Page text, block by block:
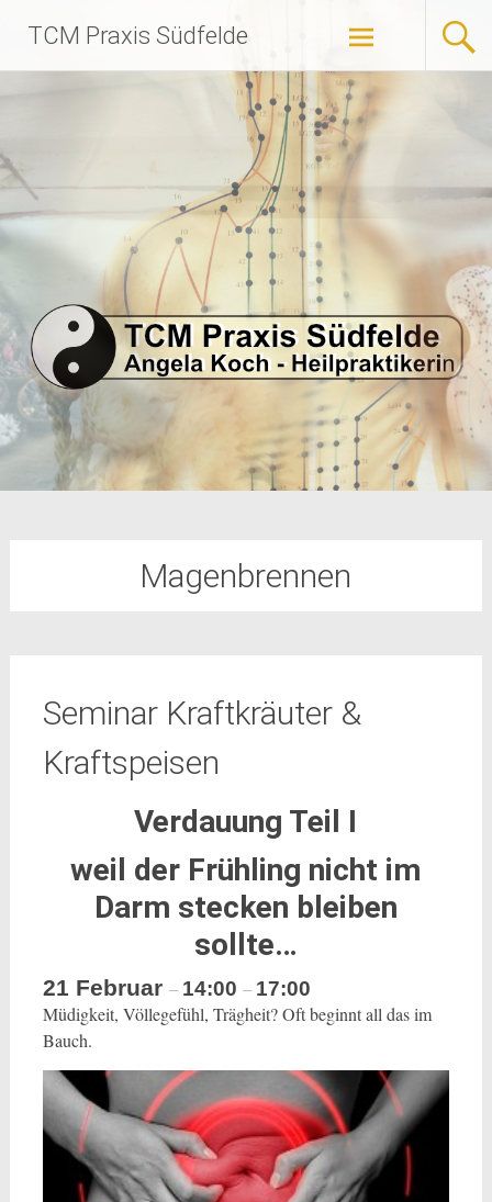
TCM Praxis Südfelde
Magenbrennen
Seminar Kraftkräuter &
Kraftspeisen
Verdauung Teil I
weil der Frühling nicht im
Darm stecken bleiben
sollte…
21 Februar – 14:00 – 17:00
Müdigkeit, Völlegefühl, Trägheit? Oft beginnt all das im
Bauch.